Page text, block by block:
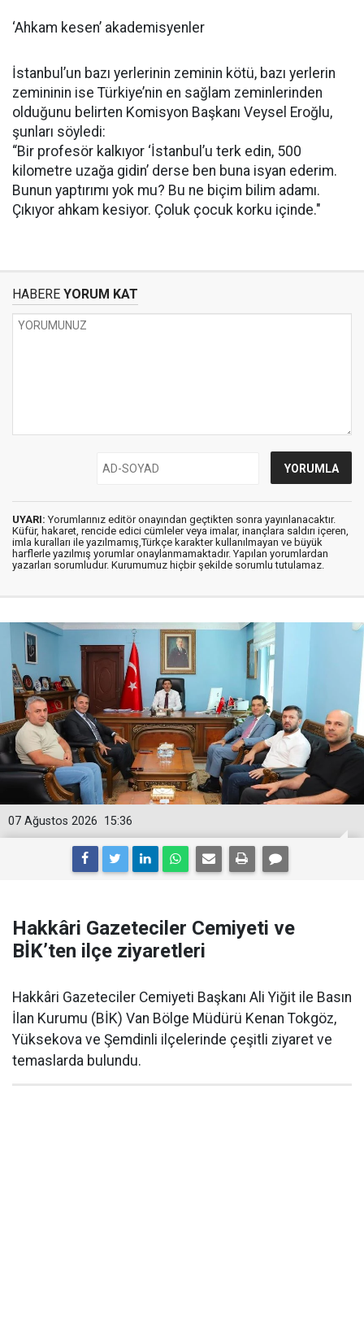
‘Ahkam kesen’ akademisyenler
İstanbul’un bazı yerlerinin zeminin kötü, bazı yerlerin
zemininin ise Türkiye’nin en sağlam zeminlerinden
olduğunu belirten Komisyon Başkanı Veysel Eroğlu,
şunları söyledi:
“Bir profesör kalkıyor ‘İstanbul’u terk edin, 500
kilometre uzağa gidin’ derse ben buna isyan ederim.
Bunun yaptırımı yok mu? Bu ne biçim bilim adamı.
Çıkıyor ahkam kesiyor. Çoluk çocuk korku içinde."
HABERE YORUM KAT
UYARI: Yorumlarınız editör onayından geçtikten sonra yayınlanacaktır.
Küfür, hakaret, rencide edici cümleler veya imalar, inançlara saldırı içeren,
imla kuralları ile yazılmamış,Türkçe karakter kullanılmayan ve büyük
harflerle yazılmış yorumlar onaylanmamaktadır. Yapılan yorumlardan
yazarları sorumludur. Kurumumuz hiçbir şekilde sorumlu tutulamaz.
15:36
07 Ağustos 2026
Hakkâri Gazeteciler Cemiyeti ve
BİK’ten ilçe ziyaretleri
Hakkâri Gazeteciler Cemiyeti Başkanı Ali Yiğit ile Basın
İlan Kurumu (BİK) Van Bölge Müdürü Kenan Tokgöz,
Yüksekova ve Şemdinli ilçelerinde çeşitli ziyaret ve
temaslarda bulundu.